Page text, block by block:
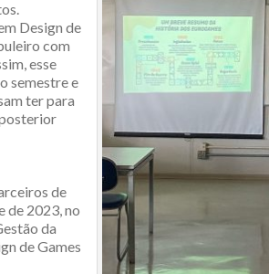
Design de
com
esse
semestre e
ter para
de
de 2023, no
da
de Games